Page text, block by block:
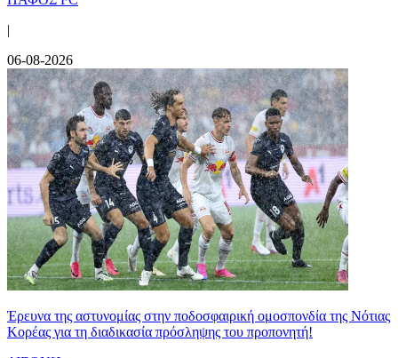
|
06-08-2026
Έρευνα της αστυνομίας στην ποδοσφαιρική ομοσπονδία της Νότιας
Κορέας για τη διαδικασία πρόσληψης του προπονητή!